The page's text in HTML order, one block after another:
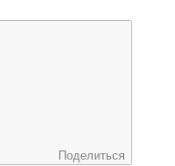
Поделиться